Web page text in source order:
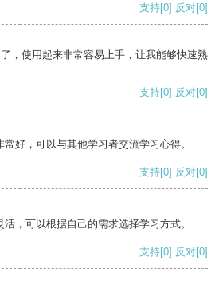
支持[0] 反对[0]
，使用起来非常容易上手，让我能够快速熟
支持[0] 反对[0]
好，可以与其他学习者交流学习心得。
支持[0] 反对[0]
，可以根据自己的需求选择学习方式。
支持[0] 反对[0]